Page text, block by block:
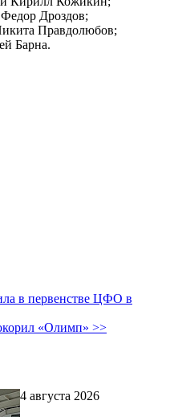
Дроздов;
Правдолюбов;
Барна.
в первенстве ЦФО в
«Олимп» >>
4 августа 2026